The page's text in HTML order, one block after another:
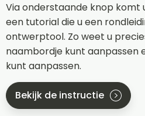
Via onderstaande knop komt
een tutorial die u een
ontwerptool. Zo weet u
naambordje kunt aanpassen
kunt aanpassen.
Bekijk de instructie